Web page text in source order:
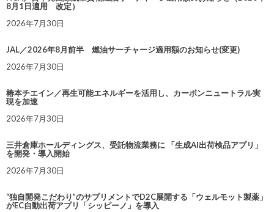
8月1日適用 改定）
2026年7月30日
JAL／2026年8月前半 燃油サーチャージ適用額のお知らせ(変更)
2026年7月30日
椿本チエイン／再生可能エネルギーを活用し、カーボンニュートラル実
現を加速
2026年7月30日
三井倉庫ホールディングス、受託物流業務に 「生成AI出荷検品アプリ」
を開発・導入開始
2026年7月30日
“独自開発こだわり”のサプリメントでD2C展開する「ウェルモット製薬」
がEC自動出荷アプリ「シッピーノ」を導入